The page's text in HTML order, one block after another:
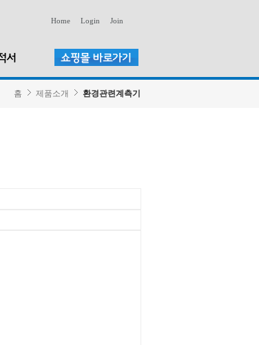
Home Login Join
홈 제품소개 환경관련계측기